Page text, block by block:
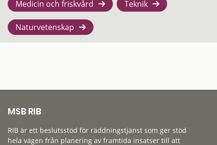
Medicin och friskvård Teknik
Naturvetenskap
MSB RIB
RIB är ett beslutsstöd för räddningstjänst som ger stöd
hela vägen från planering av framtida insatser till att